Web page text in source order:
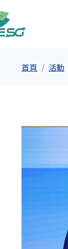
首頁 活動